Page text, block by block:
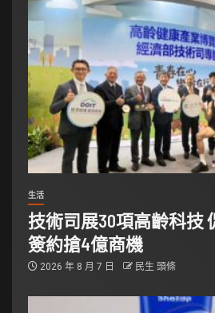
生活
技術司展30項高齡科技
簽約搶4億商機
2026 年 8 月 7 日 民生 頭條